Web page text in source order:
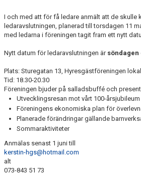
NYHETER
REGISTERUTDRAG
AVGIFTER & DATUM
FÖRENINGSKLÄDER
KALENDER
TÄVLING
KÖANMÖLAN
FRITIDSKORTET
I och med att för få ledare anmält att de skulle
ledaravslutningen, planerad till torsdagen 11
med ledarna i föreningen tagit fram ett nytt
Nytt datum för ledaravslutningen ärsöndagen
Plats: Sturegatan 13, Hyresgästföreningen
Tid: 18.30-20.30
Föreningen bjuder på salladsbuffé och
Utvecklingsresan mot vårt 100-årsjubileum
Föreningens ekonomiska plan för
Planerade förändringar gällande
Sommaraktiviteter
Anmälas senast 1 juni till
kerstin-hgs@hotmail.com
alt
073-843 51 73